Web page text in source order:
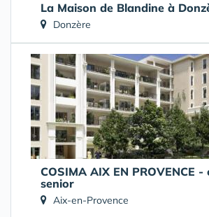
La Maison de Blandine à
Donzère
COSIMA AIX EN PROVENCE -
senior
Aix-en-Provence